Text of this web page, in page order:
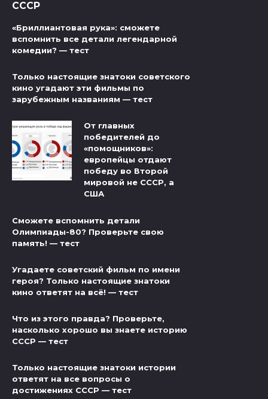
СССР
«Бриллиантовая рука»: сможете
вспомнить все детали легендарной
комедии? — тест
Только настоящие знатоки советского
кино угадают эти фильмы по
зарубежным названиям — тест
От главных
победителей до
«помощников»:
европейцы отдают
победу во Второй
мировой не СССР, а
США
Сможете вспомнить детали
Олимпиады-80? Проверьте свою
память! — тест
Угадаете советский фильм по имени
героя? Только настоящие знатоки
кино ответят на всё! — тест
Что из этого правда? Проверьте,
насколько хорошо вы знаете историю
СССР — тест
Только настоящие знатоки истории
ответят на все вопросы о
достижениях СССР — тест